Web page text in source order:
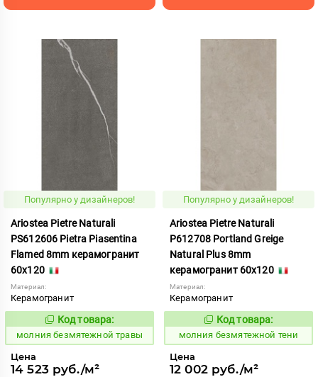
Популярно у дизайнеров!
Ariostea Pietre Naturali
PS612606 Pietra Piasentina
Flamed 8mm керамогранит
60x120
Материал:
Керамогранит
1000607
Код товара:
молния безмятежной травы
Цена
14 523 руб./м²
Популярно у дизайнеров!
Ariostea Pietre Naturali
P612708 Portland Greige
Natural Plus 8mm
керамогранит 60x120
Материал:
Керамогранит
1000603
Код товара:
молния безмятежной тени
Цена
12 002 руб./м²